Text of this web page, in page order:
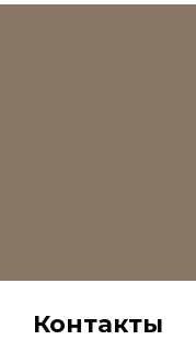
Контакты